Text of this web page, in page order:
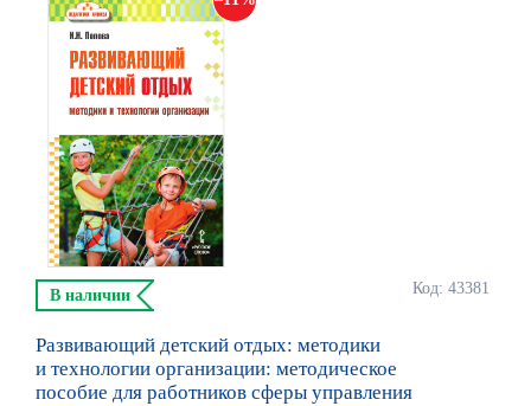
Код: 43381
В наличии
Развивающий детский отдых: методики
и технологии организации: методическое
пособие для работников сферы управления